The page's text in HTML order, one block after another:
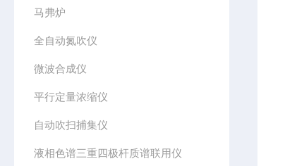
马弗炉
全自动氮吹仪
微波合成仪
平行定量浓缩仪
自动吹扫捕集仪
液相色谱三重四极杆质谱联用仪